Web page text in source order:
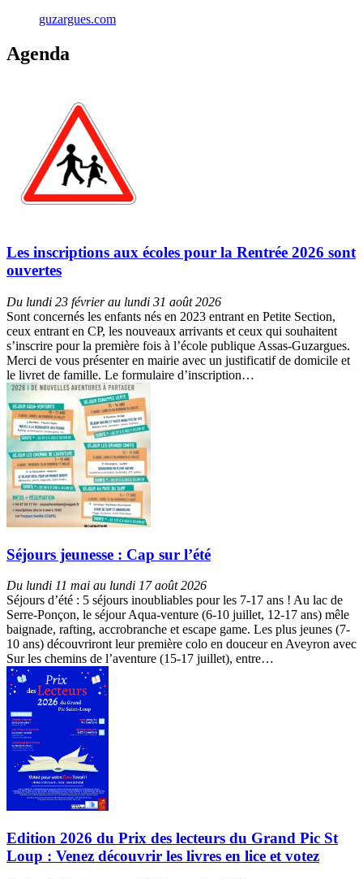
guzargues.com
Agenda
Les inscriptions aux écoles pour la Rentrée 2026 sont
ouvertes
Du lundi 23 février au lundi 31 août 2026
Sont concernés les enfants nés en 2023 entrant en Petite Section,
ceux entrant en CP, les nouveaux arrivants et ceux qui souhaitent
s’inscrire pour la première fois à l’école publique Assas-Guzargues.
Merci de vous présenter en mairie avec un justificatif de domicile et
le livret de famille. Le formulaire d’inscription…
Séjours jeunesse : Cap sur l’été
Du lundi 11 mai au lundi 17 août 2026
Séjours d’été : 5 séjours inoubliables pour les 7-17 ans ! Au lac de
Serre-Ponçon, le séjour Aqua-venture (6-10 juillet, 12-17 ans) mêle
baignade, rafting, accrobranche et escape game. Les plus jeunes (7-
10 ans) découvriront leur première colo en douceur en Aveyron avec
Sur les chemins de l’aventure (15-17 juillet), entre…
Edition 2026 du Prix des lecteurs du Grand Pic St
Loup : Venez découvrir les livres en lice et votez